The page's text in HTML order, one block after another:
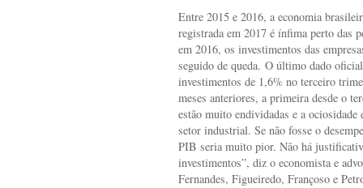
Entre 2015 e 2016, a economia
registrada em 2017 é ínfima perto das
em 2016, os investimentos das
seguido de queda. O último dado
investimentos de 1,6% no terceiro
meses anteriores, a primeira desde o
estão muito endividadas e a
setor industrial. Se não fosse o
PIB seria muito pior. Não há
investimentos”, diz o economista e
Fernandes, Figueiredo, Françoso e